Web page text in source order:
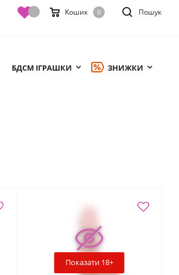
Пошук
Кошик 0
БДСМ ІГРАШКИ ЗНИЖКИ
Показати 18+